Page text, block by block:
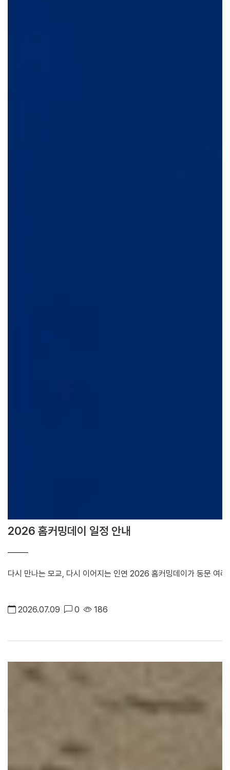
2026 홈커밍데이 일정 안내
다시 만나는 모교, 다시 이어지는 인연 2026 홈커밍데이가 동문 여
2026.07.09 0 186